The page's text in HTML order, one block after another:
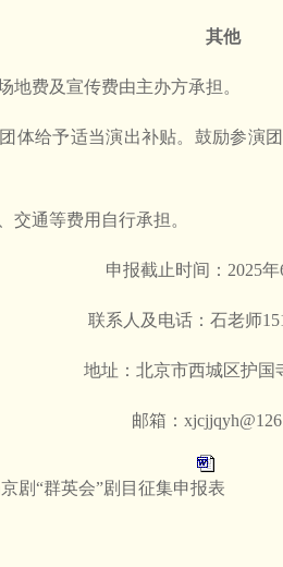
其他
地费及宣传费由主办方承担。
体给予适当演出补贴。鼓励参演
交通等费用自行承担。
申报截止时间：2025
联系人及电话：石老师
地址：北京市西城区护国
邮箱：
剧“群英会”剧目征集申报表